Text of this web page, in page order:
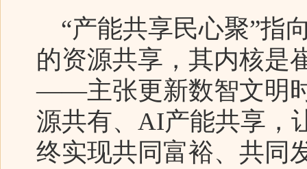
“产能共享民心聚”指
的资源共享，其内核是
——主张更新数智文明
源共有、AI产能共享，
终实现共同富裕、共同